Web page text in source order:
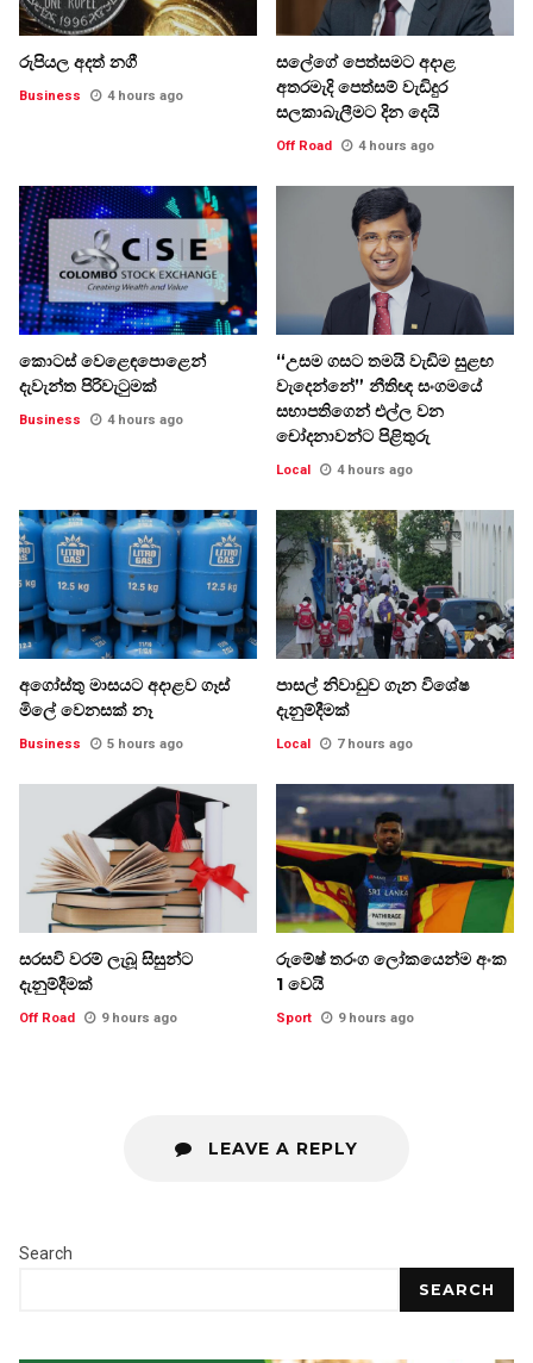
රුපියල අදත් නගී
Business 4 hours ago
සලේගේ පෙත්සමට අදාළ
අතරමැදි පෙත්සම් වැඩිදුර
සලකාබැලීමට දින දෙයි
Off Road 4 hours ago
කොටස් වෙළෙඳපොළෙන්
දැවැන්ත පිරිවැටුමක්
Business 4 hours ago
“උසම ගසට තමයි වැඩිම සුළඟ
වැදෙන්නේ” නීතිඥ සංගමයේ
සභාපතිගෙන් එල්ල වන
චෝදනාවන්ට පිළිතුරු
Local 4 hours ago
අගෝස්තු මාසයට අදාළව ගෑස්
මිලේ වෙනසක් නෑ
Business 5 hours ago
පාසල් නිවාඩුව ගැන විශේෂ
දැනුම්දීමක්
Local 7 hours ago
සරසවි වරම් ලැබූ සිසුන්ට
දැනුම්දීමක්
Off Road 9 hours ago
රුමේෂ් තරංග ලෝකයෙන්ම අංක
1 වෙයි
Sport 9 hours ago
LEAVE A REPLY
Search
SEARCH